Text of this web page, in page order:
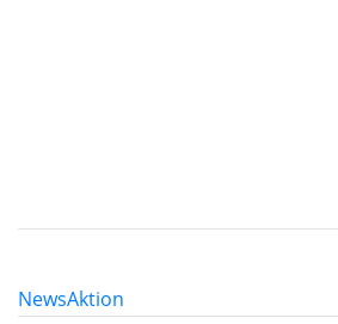
NewsAktion